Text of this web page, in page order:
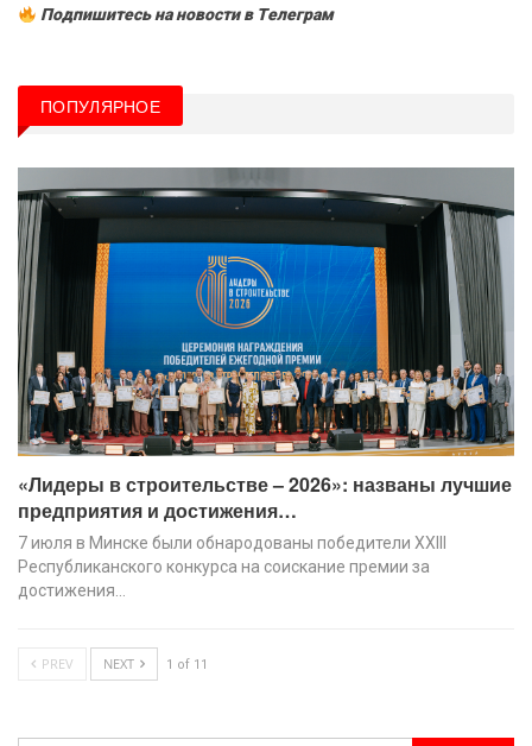
Подпишитесь на новости в Tелеграм
ПОПУЛЯРНОЕ
«Лидеры в строительстве – 2026»: названы лучшие
предприятия и достижения…
7 июля в Минске были обнародованы победители XХIII
Республиканского конкурса на соискание премии за
достижения…
PREV NEXT 1 of 11